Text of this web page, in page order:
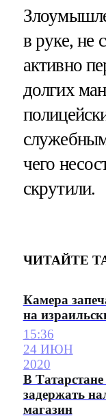
в руке, не
активно
долгих
чего
скрутили.
ЧИТАЙТЕ
Камера
на
15:36
24 ИЮН
2020
В
задержать
магазин